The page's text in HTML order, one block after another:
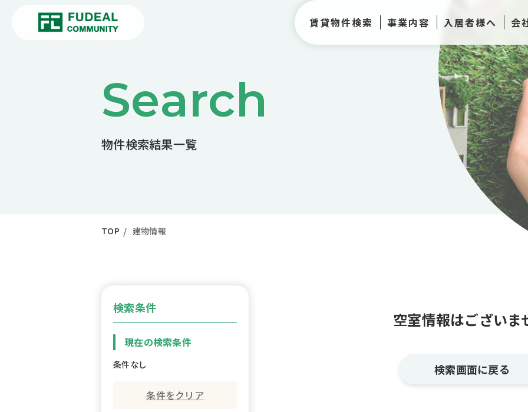
賃貸物件検索 事業内容 入居者様へ 会
物件検索結果一覧
Search
TOP 建物情報
検索条件
現在の検索条件
条件なし
条件をクリア
空室情報はございま
検索画面に戻る